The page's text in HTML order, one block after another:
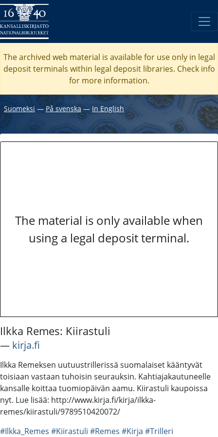
The archived web material is available for use only in legal
deposit terminals within legal deposit libraries. Check info
for more information.
Suomeksi ― På svenska ― In English
The material is only available when
using a legal deposit terminal.
Ilkka Remes: Kiirastuli
― kirja.fi
Ilkka Remeksen uutuustrillerissä suomalaiset kääntyvät
toisiaan vastaan tuhoisin seurauksin. Kahtiajakautuneelle
kansalle koittaa tuomiopäivän aamu. Kiirastuli kaupoissa
nyt. Lue lisää: http://www.kirja.fi/kirja/ilkka-
remes/kiirastuli/9789510420072/
#Ilkka_Remes #Kiirastuli #Remes #Kirja #Trilleri